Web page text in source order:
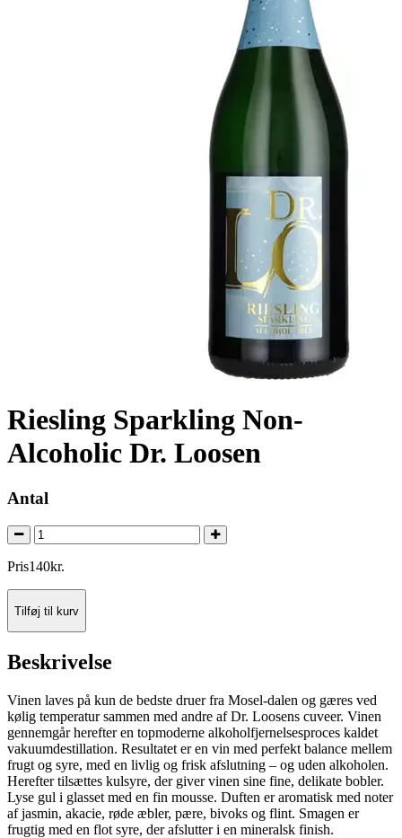
Riesling Sparkling Non-
Alcoholic Dr. Loosen
Antal
Pris140kr.
Tilføj til kurv
Beskrivelse
Vinen laves på kun de bedste druer fra Mosel-dalen og gæres ved
kølig temperatur sammen med andre af Dr. Loosens cuveer. Vinen
gennemgår herefter en topmoderne alkoholfjernelsesproces kaldet
vakuumdestillation. Resultatet er en vin med perfekt balance mellem
frugt og syre, med en livlig og frisk afslutning – og uden alkoholen.
Herefter tilsættes kulsyre, der giver vinen sine fine, delikate bobler.
Lyse gul i glasset med en fin mousse. Duften er aromatisk med noter
af jasmin, akacie, røde æbler, pære, bivoks og flint. Smagen er
frugtig med en flot syre, der afslutter i en mineralsk finish.